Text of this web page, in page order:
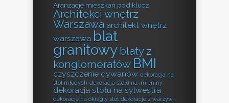
Aranżacje mieszkań pod klucz
Architekci wnętrz
Warszawa architekt wnętrz
warszawa blat
granitowy blaty z
konglomeratów BMI
czyszczenie dywanów dekoracja na
stół młodych dekoracja stołu na imieniny
dekoracja stołu na sylwestra
dekoracje na okrągły stół dekoracje z warzyw i